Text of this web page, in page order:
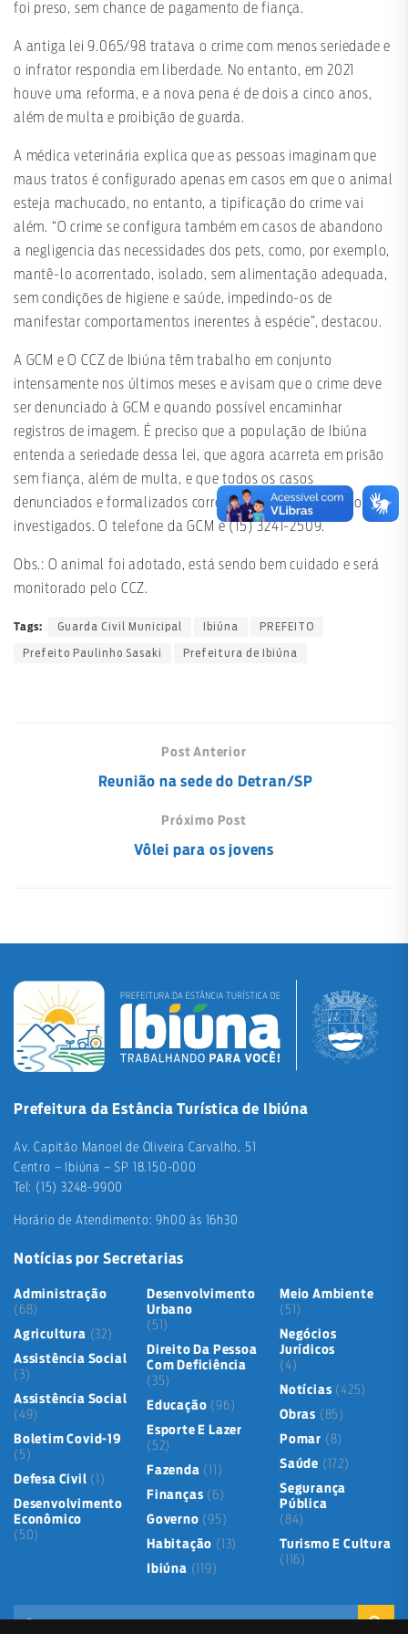
foi preso, sem chance de pagamento de fiança.
A antiga lei 9.065/98 tratava o crime com menos seriedade e
o infrator respondia em liberdade. No entanto, em 2021
houve uma reforma, e a nova pena é de dois a cinco anos,
além de multa e proibição de guarda.
A médica veterinária explica que as pessoas imaginam que
maus tratos é configurado apenas em casos em que o animal
esteja machucado, no entanto, a tipificação do crime vai
além. “O crime se configura também em casos de abandono
a negligencia das necessidades dos pets, como, por exemplo,
mantê-lo acorrentado, isolado, sem alimentação adequada,
sem condições de higiene e saúde, impedindo-os de
manifestar comportamentos inerentes à espécie”, destacou.
A GCM e O CCZ de Ibiúna têm trabalho em conjunto
intensamente nos últimos meses e avisam que o crime deve
ser denunciado à GCM e quando possível encaminhar
registros de imagem. É preciso que a população de Ibiúna
entenda a seriedade dessa lei, que agora acarreta em prisão
sem fiança, além de multa, e que todos os casos
denunciados e formalizados corretamente na GCM serão
investigados. O telefone da GCM é (15) 3241-2509.
Obs.: O animal foi adotado, está sendo bem cuidado e será
monitorado pelo CCZ.
Tags: Guarda Civil Municipal Ibiúna PREFEITO
Prefeito Paulinho Sasaki Prefeitura de Ibiúna
Post Anterior
Reunião na sede do Detran/SP
Próximo Post
Vôlei para os jovens
Prefeitura da Estância Turística de Ibiúna
Av. Capitão Manoel de Oliveira Carvalho, 51
Centro – Ibiúna – SP 18.150-000
Tel: (15) 3248-9900
Horário de Atendimento: 9h00 às 16h30
Notícias por Secretarias
Administração
(68)
Agricultura (32)
Assistência Social
(3)
Assistência Social
(49)
Boletim Covid-19
(5)
Defesa Civil (1)
Desenvolvimento
Econômico
(50)
Desenvolvimento
Urbano
(51)
Direito Da Pessoa
Com Deficiência
(35)
Educação (96)
Esporte E Lazer
(52)
Fazenda (11)
Finanças (6)
Governo (95)
Habitação (13)
Ibiúna (119)
Meio Ambiente
(51)
Negócios
Jurídicos
(4)
Notícias (425)
Obras (85)
Pomar (8)
Saúde (172)
Segurança
Pública
(84)
Turismo E Cultura
(116)